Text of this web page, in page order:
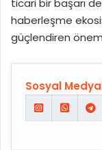
ticari bir başarı
haberleşme
güçlendiren
Sosyal